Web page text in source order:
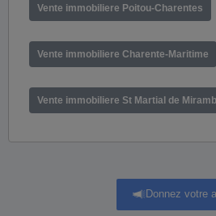
Vente immobiliere Poitou-Charentes
Vente immobiliere Charente-Maritime
Vente immobiliere St Martial de
Donnez votre